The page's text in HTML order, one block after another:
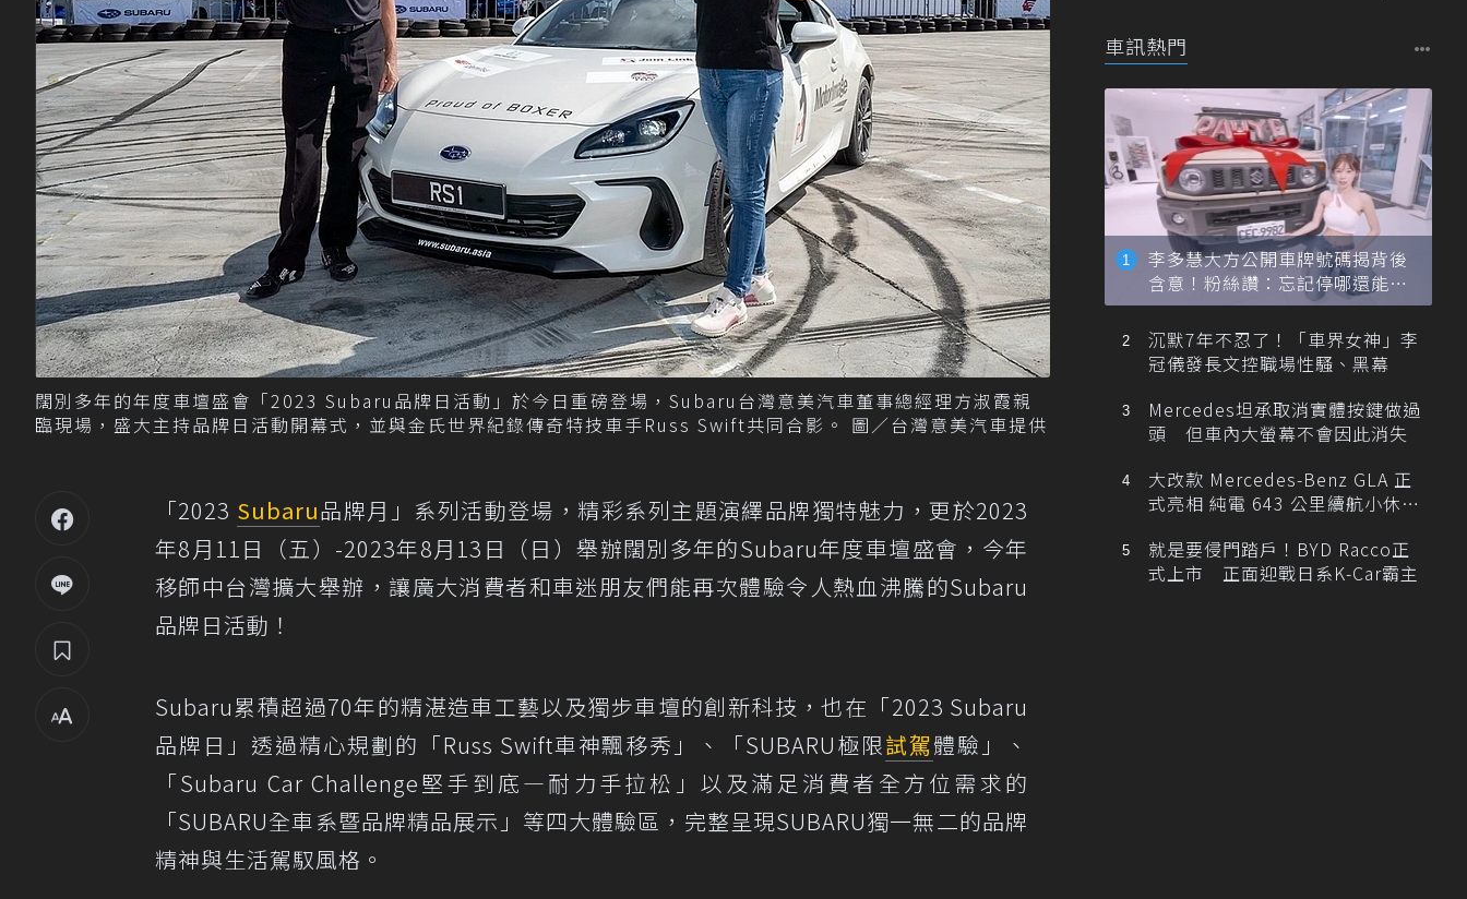
闊別多年的年度車壇盛會「2023 Subaru品牌日活動」於今日重磅登場，Subaru台灣意美汽車董事總經理方淑霞親
臨現場，盛大主持品牌日活動開幕式，並與金氏世界紀錄傳奇特技車手Russ Swift共同合影。 圖／台灣意美汽車提供
「2023 Subaru品牌月」系列活動登場，精彩系列主題演繹品牌獨特魅力，更於2023
年8月11日（五）-2023年8月13日（日）舉辦闊別多年的Subaru年度車壇盛會，今年
移師中台灣擴大舉辦，讓廣大消費者和車迷朋友們能再次體驗令人熱血沸騰的Subaru
品牌日活動！
Subaru累積超過70年的精湛造車工藝以及獨步車壇的創新科技，也在「2023 Subaru
品牌日」透過精心規劃的「Russ Swift車神飄移秀」、「SUBARU極限試駕體驗」、
「Subaru Car Challenge堅手到底—耐力手拉松」以及滿足消費者全方位需求的
「SUBARU全車系暨品牌精品展示」等四大體驗區，完整呈現SUBARU獨一無二的品牌
精神與生活駕馭風格。
車訊熱門
李多慧大方公開車牌號碼揭背後
含意！粉絲讚：忘記停哪還能幫
忙找車
沉默7年不忍了！「車界女神」李
冠儀發長文控職場性騷、黑幕
Mercedes坦承取消實體按鍵做過
頭 但車內大螢幕不會因此消失
大改款 Mercedes-Benz GLA 正
式亮相 純電 643 公里續航小休
就是要侵門踏戶！BYD Racco正
式上市 正面迎戰日系K-Car霸主